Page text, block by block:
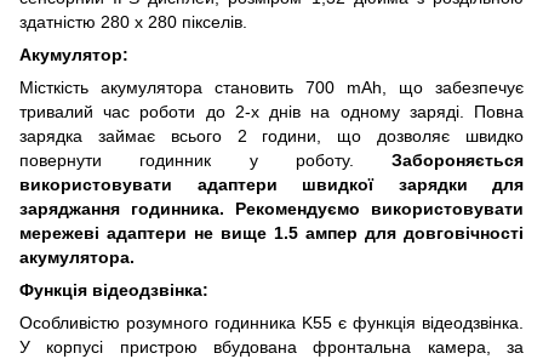
здатністю 280 x 280 пікселів.
Акумулятор:
Місткість акумулятора становить 700 mAh, що забезпечує
тривалий час роботи до 2-х днів на одному заряді. Повна
зарядка займає всього 2 години, що дозволяє швидко
повернути годинник у роботу. Забороняється
використовувати адаптери швидкої зарядки для
заряджання годинника. Рекомендуємо використовувати
мережеві адаптери не вище 1.5 ампер для довговічності
акумулятора.
Функція відеодзвінка:
Особливістю розумного годинника K55 є функція відеодзвінка.
У корпусі пристрою вбудована фронтальна камера, за